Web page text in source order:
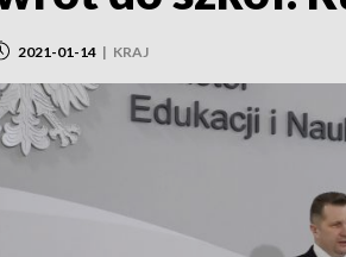
2021-01-14 | KRAJ